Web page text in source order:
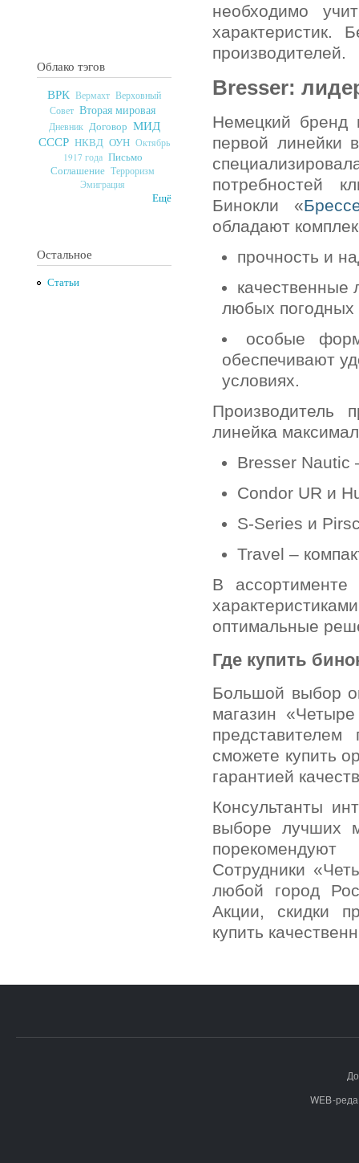
Облако тэгов
ВРК Вермахт Верховный
Совет Вторая мировая
Дневник Договор МИД
СССР НКВД ОУН Октябрь
1917 года Письмо
Соглашение Терроризм
Эмиграция
Ещё
Остальное
Статьи
необходимо
производителей.
Bresser:
Немецкий бренд
первой линейки
потребностей
Бинокли «
обладают
прочность и
качественные
любых погодных
особые
обеспечивают
условиях.
Производитель
линейка
Bresser Nautic
Condor UR и
S-Series и
Travel –
В
оптимальные
Где купить
Большой выбор
магазин
сможете купить
гарантией
Консультанты
выборе лучших
Сотрудники
любой город
Акции, скидки
купить
WEB-